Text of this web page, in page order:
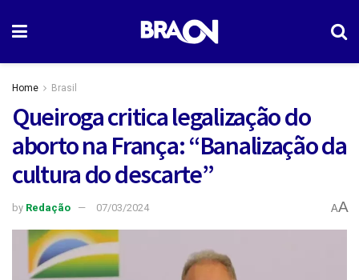
Home Brasil
Queiroga critica legalização do
aborto na França: “Banalização da
cultura do descarte”
by Redação 07/03/2024 AA